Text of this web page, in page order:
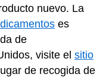
nuevo. La
es
de
visite el sitio
de recogida de